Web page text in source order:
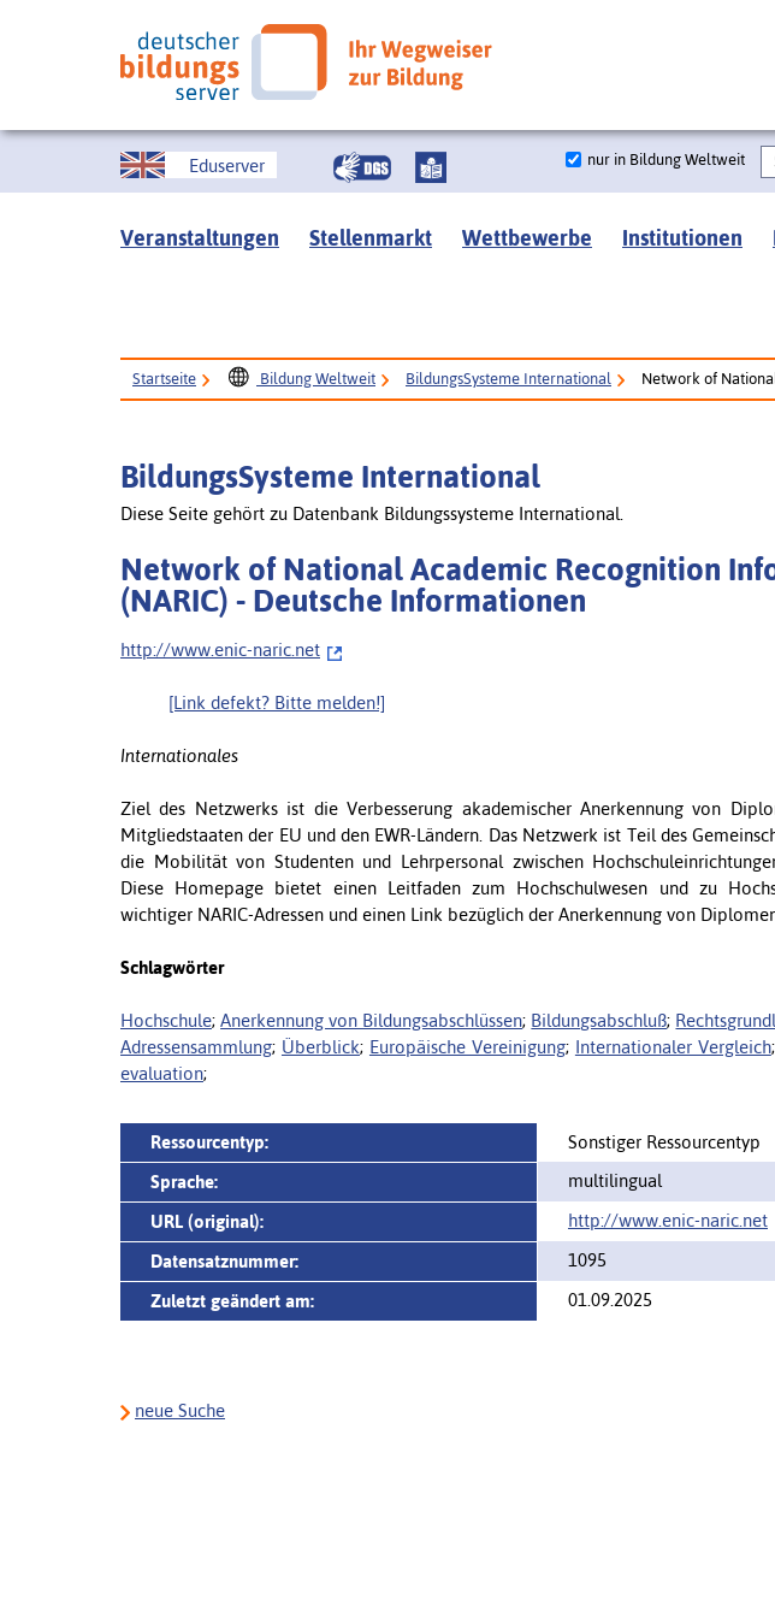
Eduserver nur in Bildung Weltweit
Veranstaltungen Stellenmarkt Wettbewerbe Institutionen
Startseite Bildung Weltweit BildungsSysteme International Network of
BildungsSysteme International
Diese Seite gehört zu Datenbank Bildungssysteme International.
Network of National Academic Recognition
(NARIC) - Deutsche Informationen
http://www.enic-naric.net
[Link defekt? Bitte melden!]
Internationales
Ziel des Netzwerks ist die Verbesserung akademischer Anerkennung von
Mitgliedstaaten der EU und den EWR-Ländern. Das Netzwerk ist Teil des
die Mobilität von Studenten und Lehrpersonal zwischen
Diese Homepage bietet einen Leitfaden zum Hochschulwesen und zu
wichtiger NARIC-Adressen und einen Link bezüglich der Anerkennung von
Schlagwörter
Hochschule;Anerkennung von Bildungsabschlüssen; Bildungsabschluß;
Adressensammlung; Überblick; Europäische Vereinigung; Internationaler Vergleich;
evaluation;
Ressourcentyp:
Sonstiger Ressourcentyp
Sprache:
multilingual
URL (original):
http://www.enic-naric.net
Datensatznummer:
1095
Zuletzt geändert am:
01.09.2025
neue Suche